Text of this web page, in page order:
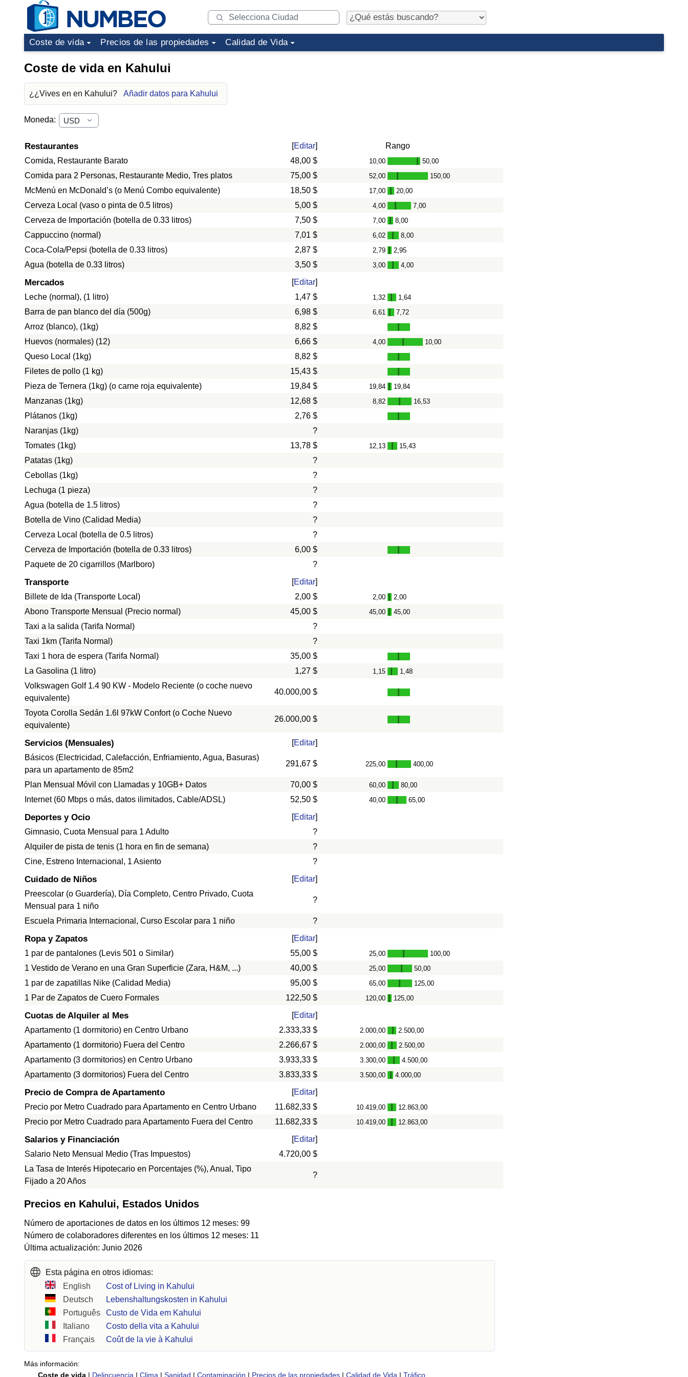
Coste de vida Precios de las propiedades Calidad de Vida
Coste de vida en Kahului
¿¿Vives en en Kahului? Añadir datos para Kahului
Moneda:
Restaurantes [Editar]
Rango
Comida, Restaurante Barato
48,00 $ 10,00 - 50,00
Comida para 2 Personas, Restaurante Medio, Tres platos 75,00 $ 52,00 - 150,00
McMenú en McDonald’s (o Menú Combo equivalente) 18,50 $ 17,00 - 20,00
Cerveza Local (vaso o pinta de 0.5 litros) 5,00 $ 4,00 - 7,00
Cerveza de Importación (botella de 0.33 litros) 7,50 $ 7,00 - 8,00
Cappuccino (normal) 7,01 $ 6,02 - 8,00
Coca-Cola/Pepsi (botella de 0.33 litros) 2,87 $ 2,79 - 2,95
Agua (botella de 0.33 litros) 3,50 $ 3,00 - 4,00
Mercados [Editar]
Leche (normal), (1 litro)
1,47 $ 1,32 - 1,64
Barra de pan blanco del día (500g) 6,98 $ 6,61 - 7,72
Arroz (blanco), (1kg)
8,82 $
Huevos (normales) (12)
6,66 $ 4,00 - 10,00
Queso Local (1kg)
8,82 $
Filetes de pollo (1 kg)
15,43 $
Pieza de Ternera (1kg) (o carne roja equivalente)
19,84 $ 19,84 - 19,84
Manzanas (1kg) 12,68 $ 8,82 - 16,53
Plátanos (1kg)
2,76 $
Naranjas (1kg)
?
Tomates (1kg)
13,78 $ 12,13 - 15,43
Patatas (1kg)
?
Cebollas (1kg)
?
Lechuga (1 pieza)
?
Agua (botella de 1.5 litros)
?
Botella de Vino (Calidad Media)
?
Cerveza Local (botella de 0.5 litros)
?
Cerveza de Importación (botella de 0.33 litros)
6,00 $
Paquete de 20 cigarrillos (Marlboro)
?
Transporte [Editar]
Billete de Ida (Transporte Local)
2,00 $ 2,00 - 2,00
Abono Transporte Mensual (Precio normal) 45,00 $ 45,00 - 45,00
Taxi a la salida (Tarifa Normal)
?
Taxi 1km (Tarifa Normal)
?
Taxi 1 hora de espera (Tarifa Normal)
35,00 $
La Gasolina (1 litro)
1,27 $ 1,15 - 1,48
Volkswagen Golf 1.4 90 KW - Modelo Reciente (o coche nuevo
equivalente)
40.000,00 $
Toyota Corolla Sedán 1.6l 97kW Confort (o Coche Nuevo
equivalente)
26.000,00 $
Servicios (Mensuales) [Editar]
Básicos (Electricidad, Calefacción, Enfriamiento, Agua, Basuras)
para un apartamento de 85m2
291,67 $ 225,00 - 400,00
Plan Mensual Móvil con Llamadas y 10GB+ Datos 70,00 $ 60,00 - 80,00
Internet (60 Mbps o más, datos ilimitados, Cable/ADSL) 52,50 $ 40,00 - 65,00
Deportes y Ocio [Editar]
Gimnasio, Cuota Mensual para 1 Adulto
?
Alquiler de pista de tenis (1 hora en fin de semana)
?
Cine, Estreno Internacional, 1 Asiento
?
Cuidado de Niños [Editar]
Preescolar (o Guardería), Día Completo, Centro Privado, Cuota
Mensual para 1 niño
?
Escuela Primaria Internacional, Curso Escolar para 1 niño ?
Ropa y Zapatos [Editar]
1 par de pantalones (Levis 501 o Similar)
55,00 $ 25,00 - 100,00
1 Vestido de Verano en una Gran Superficie (Zara, H&M, ...) 40,00 $ 25,00 - 50,00
1 par de zapatillas Nike (Calidad Media) 95,00 $ 65,00 - 125,00
1 Par de Zapatos de Cuero Formales 122,50 $ 120,00 - 125,00
Cuotas de Alquiler al Mes [Editar]
Apartamento (1 dormitorio) en Centro Urbano
2.333,33 $ 2.000,00 - 2.500,00
Apartamento (1 dormitorio) Fuera del Centro 2.266,67 $ 2.000,00 - 2.500,00
Apartamento (3 dormitorios) en Centro Urbano 3.933,33 $ 3.300,00 - 4.500,00
Apartamento (3 dormitorios) Fuera del Centro 3.833,33 $ 3.500,00 - 4.000,00
Precio de Compra de Apartamento [Editar]
Precio por Metro Cuadrado para Apartamento en Centro Urbano
11.682,33 $ 10.419,00 - 12.863,00
Precio por Metro Cuadrado para Apartamento Fuera del Centro 11.682,33 $ 10.419,00 - 12.863,00
Salarios y Financiación [Editar]
Salario Neto Mensual Medio (Tras Impuestos)
4.720,00 $
La Tasa de Interés Hipotecario en Porcentajes (%), Anual, Tipo
Fijado a 20 Años
?
Precios en Kahului, Estados Unidos
Número de aportaciones de datos en los últimos 12 meses: 99
Número de colaboradores diferentes en los últimos 12 meses: 11
Última actualización: Junio 2026
Esta página en otros idiomas:
English
Cost of Living in Kahului
Deutsch
Lebenshaltungskosten in Kahului
Português
Custo de Vida em Kahului
Italiano
Costo della vita a Kahului
Français
Coût de la vie à Kahului
Más información:
Coste de vida | Delincuencia | Clima | Sanidad | Contaminación | Precios de las propiedades | Calidad de Vida | Tráfico